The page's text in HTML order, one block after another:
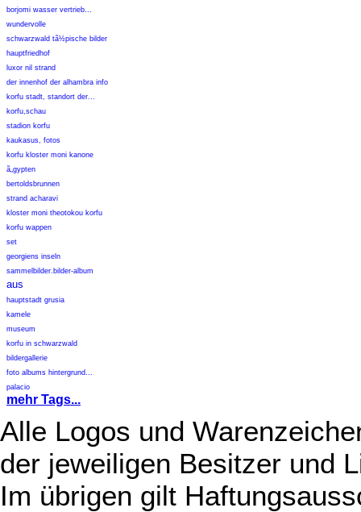
borjomi wasser vertrieb...
wundervolle
schwarzwald tã½pische bilder
hauptfriedhof
luxor nil strand
der innenhof der alhambra info
korfu stadt, standort der...
korfu,schau
stadion korfu
kaukasus, fotos
korfu kloster moni kanone
ã„gypten
bertoldsbrunnen
strand acharavi
kloster moni theotokou korfu
korfu wappen
set
georgiens inseln
sammelbilder.bilder-album
aus
hauptstadt grusia
kamele
museum
korfu in schwarzwald
bildergallerie
foto albums hintergrund...
palacio
mehr Tags...
Alle Logos und
der jeweiligen Besitzer und
Im übrigen gilt